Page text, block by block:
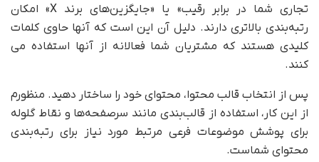
تجاری شما در برابر رقیب» یا «جایگزین‌های برند X» امکان
رتبه‌بندی بالاتری دارند. دلیل آن این است که آنها حاوی کلمات
کلیدی هستند که مشتریان شما فعالانه از آنها استفاده می
کنند.
پس از انتخاب قالب محتوا، محتوای خود را ساختار دهید. منظورم
از این کار، استفاده از قالب‌بندی مانند سرصفحه‌ها و نقاط گلوله
برای پوشش موضوعات فرعی مرتبط مورد نیاز برای رتبه‌بندی
محتوای شماست.